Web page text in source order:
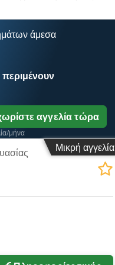
Dilo, μέγιστο πλάτος
1200 κινήσεις/λεπτό,
10m/4,5m/4,5m. Στάδια
υλικού (βότανα),
κοπή/διαμόρφωση
είναι δυνατή. Η
μηχανημάτων και μιας
άμεσα
αγγελία τώρα
μήνα
Μικρή αγγελία